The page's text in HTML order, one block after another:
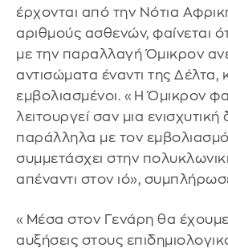
έρχονται από την Νότια
αριθμούς ασθενών, φαίνεται
με την παραλλαγή Όμικρον
αντισώματα έναντι της Δέλτα,
εμβολιασμένοι. «Η Όμικρον
λειτουργεί σαν μια
παράλληλα με τον
συμμετάσχει στην
απέναντι στον ιό»,
«Μέσα στον Γενάρη θα έχουμε
αυξήσεις στους